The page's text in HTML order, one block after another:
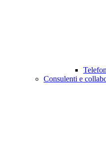
Consulenti e